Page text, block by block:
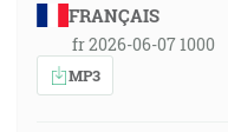
FRANÇAIS
fr 2026-06-07 1000
MP3